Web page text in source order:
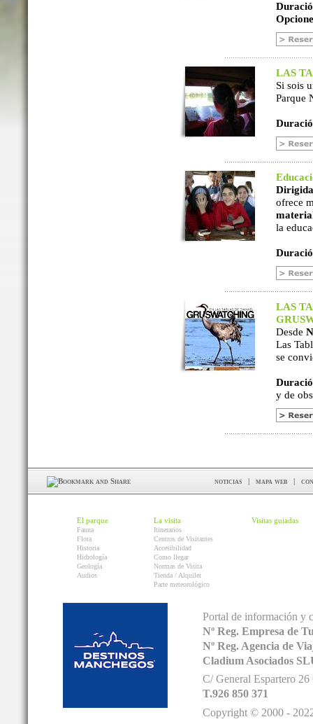
LAS
Si sois
Parque
ofrece
la
LAS
Desde
Las
se
y de
noticias | mapa web |
El parque
Fauna
Flora
Historia
Hidrología
Geología
Audios
La visita
Itinerarios
Centros de Visitantes
Accesibilidad
Como llegar
Normas de Visita
Tienda / Alquiler
Parte meteorológico
Visitas guiadas
Portal de información y
Nº Reg. Empresa de
Nº Reg. Agencia de
Cladium Asociados
C/ General Espartero
T.926 850 371
Copyright © 2000 -